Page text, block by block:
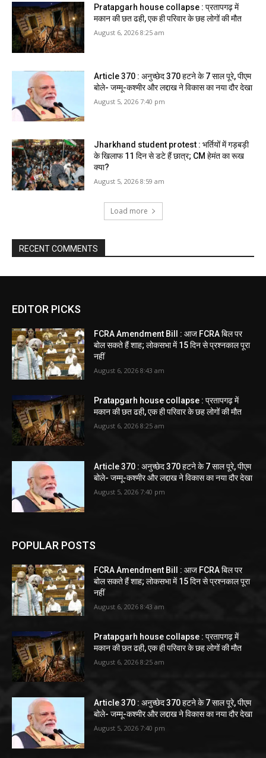
Pratapgarh house collapse : प्रतापगढ़ में
मकान की छत ढही, एक ही परिवार के छह लोगों की मौत
August 6, 2026 8:25 am
Article 370 : अनुच्छेद 370 हटने के 7 साल पूरे, पीएम
बोले- जम्मू-कश्मीर और लद्दाख ने विकास का नया दौर देखा
August 5, 2026 7:40 pm
Jharkhand student protest : भर्तियों में गड़बड़ी
के खिलाफ 11 दिन से डटे हैं छात्र; CM हेमंत का रूख
क्या?
August 5, 2026 8:59 am
Load more
RECENT COMMENTS
EDITOR PICKS
FCRA Amendment Bill : आज FCRA बिल पर
बोल सकते हैं शाह; लोकसभा में 15 दिन से प्रश्नकाल पूरा
नहीं
August 6, 2026 8:43 am
Pratapgarh house collapse : प्रतापगढ़ में
मकान की छत ढही, एक ही परिवार के छह लोगों की मौत
August 6, 2026 8:25 am
Article 370 : अनुच्छेद 370 हटने के 7 साल पूरे, पीएम
बोले- जम्मू-कश्मीर और लद्दाख ने विकास का नया दौर देखा
August 5, 2026 7:40 pm
POPULAR POSTS
FCRA Amendment Bill : आज FCRA बिल पर
बोल सकते हैं शाह; लोकसभा में 15 दिन से प्रश्नकाल पूरा
नहीं
August 6, 2026 8:43 am
Pratapgarh house collapse : प्रतापगढ़ में
मकान की छत ढही, एक ही परिवार के छह लोगों की मौत
August 6, 2026 8:25 am
Article 370 : अनुच्छेद 370 हटने के 7 साल पूरे, पीएम
बोले- जम्मू-कश्मीर और लद्दाख ने विकास का नया दौर देखा
August 5, 2026 7:40 pm